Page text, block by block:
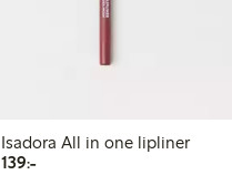
Isadora All in one lipliner
139:-139,00 kr